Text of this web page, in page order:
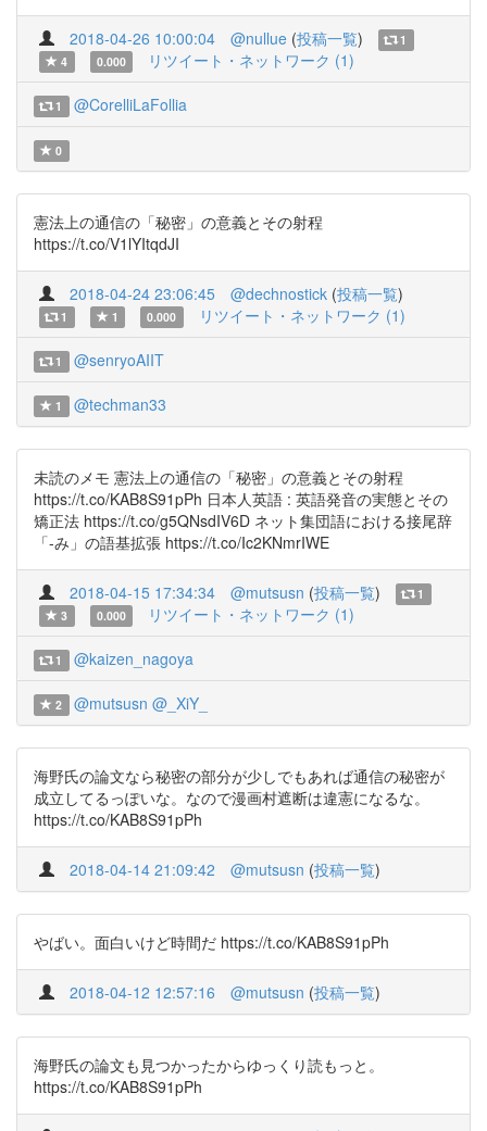
2018-04-26 10:00:04 @nullue (投稿一覧)
1
4
0.000 リツイート・ネットワーク (1)
1 @CorelliLaFollia
0
憲法上の通信の「秘密」の意義とその射程
https://t.co/V1lYItqdJI
2018-04-24 23:06:45 @dechnostick (投稿一覧)
1 1 0.000 リツイート・ネットワーク (1)
1 @senryoAIIT
1 @techman33
未読のメモ 憲法上の通信の「秘密」の意義とその射程
https://t.co/KAB8S91pPh 日本人英語 : 英語発音の実態とその
矯正法 https://t.co/g5QNsdIV6D ネット集団語における接尾辞
「-み」の語基拡張 https://t.co/Ic2KNmrIWE
2018-04-15 17:34:34 @mutsusn (投稿一覧)
1
3
0.000 リツイート・ネットワーク (1)
1 @kaizen_nagoya
2 @mutsusn @_XiY_
海野氏の論文なら秘密の部分が少しでもあれば通信の秘密が
成立してるっぽいな。なので漫画村遮断は違憲になるな。
https://t.co/KAB8S91pPh
2018-04-14 21:09:42 @mutsusn (投稿一覧)
やばい。面白いけど時間だ https://t.co/KAB8S91pPh
2018-04-12 12:57:16 @mutsusn (投稿一覧)
海野氏の論文も見つかったからゆっくり読もっと。
https://t.co/KAB8S91pPh